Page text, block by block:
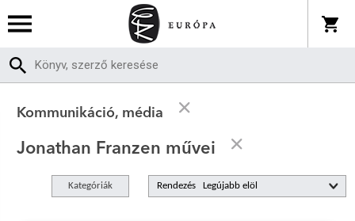
Kommunikáció, média
Jonathan Franzen művei
Kategóriák Rendezés